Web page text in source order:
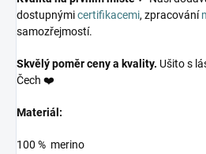
dostupnýmicertifikacemi, zpracování
samozřejmostí.
Skvělý poměr ceny a kvality. Ušito s
Čech ❤️
Materiál:
100 % merino